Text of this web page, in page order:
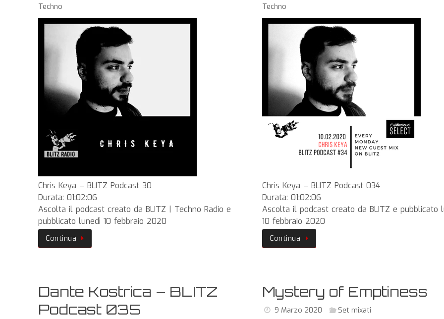
Techno
Chris Keya – BLITZ Podcast 30
Durata: 01:02:06
Ascolta il podcast creato da BLITZ | Techno Radio e
pubblicato lunedì 10 febbraio 2020
Continua
Techno
Chris Keya – BLITZ Podcast 034
Durata: 01:02:06
Ascolta il podcast creato da BLITZ e pubblicato
10 febbraio 2020
Continua
Dante Kostrica – BLITZ
Podcast 035
Mystery of Emptiness
9 Marzo 2020
Set mixati